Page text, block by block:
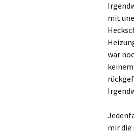
mit
war
mir die